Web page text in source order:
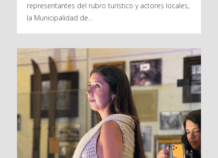
representantes del rubro turístico y actores locales,
la Municipalidad de...